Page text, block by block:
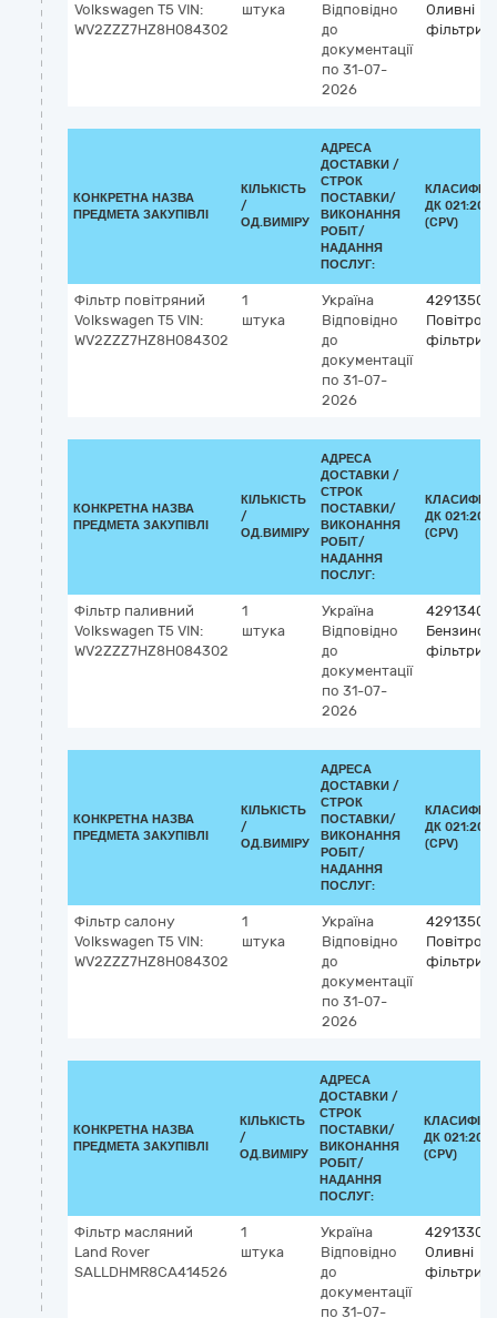
Volkswagen T5 VIN:
WV2ZZZ7HZ8H084302
штука
Відповідно
до
документації
по 31-07-
2026
Оливні
фільтри
КОНКРЕТНА НАЗВА
ПРЕДМЕТА ЗАКУПІВЛІ
КІЛЬКІСТЬ
/
ОД.ВИМІРУ
АДРЕСА
ДОСТАВКИ /
СТРОК
ПОСТАВКИ/
ВИКОНАННЯ
РОБІТ/
НАДАННЯ
ПОСЛУГ:
ДК 021:2015
(CPV)
Фільтр повітряний
Volkswagen T5 VIN:
WV2ZZZ7HZ8H084302
1
штука
Україна
Відповідно
до
документації
по 31-07-
2026
фільтри
КОНКРЕТНА НАЗВА
ПРЕДМЕТА ЗАКУПІВЛІ
КІЛЬКІСТЬ
/
ОД.ВИМІРУ
АДРЕСА
ДОСТАВКИ /
СТРОК
ПОСТАВКИ/
ВИКОНАННЯ
РОБІТ/
НАДАННЯ
ПОСЛУГ:
ДК 021:2015
(CPV)
Фільтр паливний
Volkswagen T5 VIN:
WV2ZZZ7HZ8H084302
1
штука
Україна
Відповідно
до
документації
по 31-07-
2026
Бензинові
фільтри
КОНКРЕТНА НАЗВА
ПРЕДМЕТА ЗАКУПІВЛІ
КІЛЬКІСТЬ
/
ОД.ВИМІРУ
АДРЕСА
ДОСТАВКИ /
СТРОК
ПОСТАВКИ/
ВИКОНАННЯ
РОБІТ/
НАДАННЯ
ПОСЛУГ:
ДК 021:2015
(CPV)
Фільтр салону
Volkswagen T5 VIN:
WV2ZZZ7HZ8H084302
1
штука
Україна
Відповідно
до
документації
по 31-07-
2026
фільтри
КОНКРЕТНА НАЗВА
ПРЕДМЕТА ЗАКУПІВЛІ
КІЛЬКІСТЬ
/
ОД.ВИМІРУ
АДРЕСА
ДОСТАВКИ /
СТРОК
ПОСТАВКИ/
ВИКОНАННЯ
РОБІТ/
НАДАННЯ
ПОСЛУГ:
ДК 021:2015
(CPV)
Фільтр масляний
Land Rover
SALLDHMR8CA414526
1
штука
Україна
Відповідно
до
документації
по 31-07-
Оливні
фільтри